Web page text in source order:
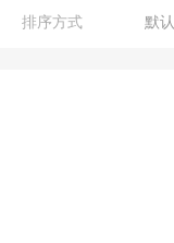
排序方式 默认